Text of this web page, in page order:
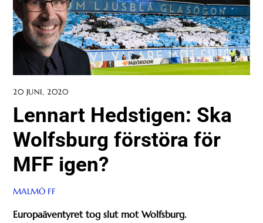
20 JUNI, 2020
Lennart Hedstigen: Ska
Wolfsburg förstöra för
MFF igen?
MALMÖ FF
Europaäventyret tog slut mot Wolfsburg.